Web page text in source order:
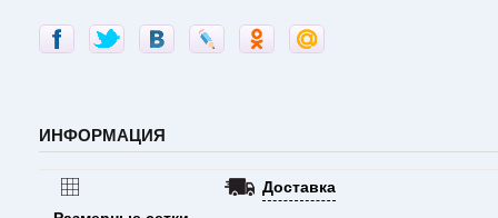
ИНФОРМАЦИЯ
Доставка